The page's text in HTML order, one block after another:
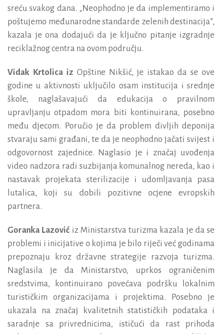
sreću svakog dana. „Neophodno je da implementiramo i
poštujemo međunarodne standarde zelenih destinacija”,
kazala je ona dodajući da je ključno pitanje izgradnje
reciklažnog centra na ovom području.
Vidak Krtolica iz Opštine Nikšić, je istakao da se ove
godine u aktivnosti uključilo osam institucija i srednje
škole, naglašavajući da edukacija o pravilnom
upravljanju otpadom mora biti kontinuirana, posebno
među djecom. Poručio je da problem divljih deponija
stvaraju sami građani, te da je neophodno jačati svijest i
odgovornost zajednice. Naglasio je i značaj uvođenja
video nadzora radi suzbijanja komunalnog nereda, kao i
nastavak projekata sterilizacije i udomljavanja pasa
lutalica, koji su dobili pozitivne ocjene evropskih
partnera.
Goranka Lazović iz Ministarstva turizma kazala je da se
problemi i inicijative o kojima je bilo riječi već godinama
prepoznaju kroz državne strategije razvoja turizma.
Naglasila je da Ministarstvo, uprkos ograničenim
sredstvima, kontinuirano povećava podršku lokalnim
turističkim organizacijama i projektima. Posebno je
ukazala na značaj kvalitetnih statističkih podataka i
saradnje sa privrednicima, ističući da rast prihoda